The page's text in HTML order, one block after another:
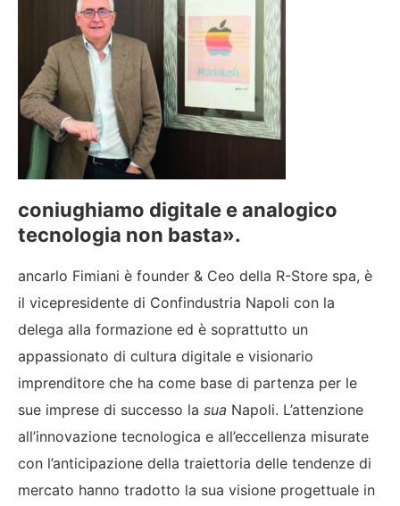
coniughiamo digitale e analogico
tecnologia non basta».
ancarlo Fimiani è founder & Ceo della R-Store spa, è
il vicepresidente di Confindustria Napoli con la
delega alla formazione ed è soprattutto un
appassionato di cultura digitale e visionario
imprenditore che ha come base di partenza per le
sue imprese di successo la sua Napoli. L’attenzione
all’innovazione tecnologica e all’eccellenza misurate
con l’anticipazione della traiettoria delle tendenze di
mercato hanno tradotto la sua visione progettuale in